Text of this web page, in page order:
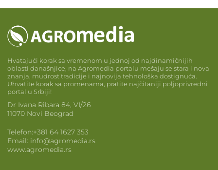
Hvatajući korak sa vremenom u jednoj od najdinamičnijih
oblasti današnjice, na Agromedia portalu mešaju se stara i nova
znanja, mudrost tradicije i najnovija tehnološka dostignuća.
Uhvatite korak sa promenama, pratite najčitaniji poljoprivredni
portal u Srbiji!
Dr Ivana Ribara 84, VI/26
11070 Novi Beograd
Telefon:+381 64 1627 353
Email: info@agromedia.rs
www.agromedia.rs